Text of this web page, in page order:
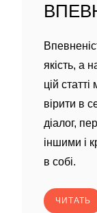
якість, а
цій
вірити в
діалог,
іншими і
в собі.
ЧИТАТЬ